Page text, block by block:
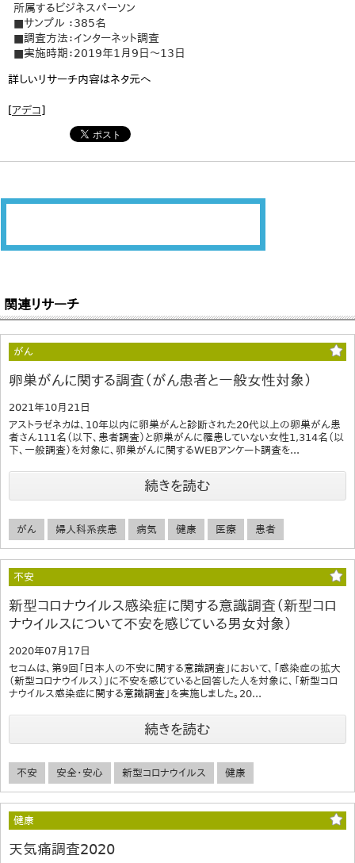
所属するビジネスパーソン
■サンプル ：385名
■調査方法：インターネット調査
■実施時期：2019年1月9日～13日
詳しいリサーチ内容はネタ元へ
[アデコ]
関連リサーチ
がん
卵巣がんに関する調査（がん患者と一般女性対象）
2021年10月21日
アストラゼネカは、10年以内に卵巣がんと診断された20代以上の卵巣がん患
者さん111名（以下、患者調査）と卵巣がんに罹患していない女性1,314名（以
下、一般調査）を対象に、卵巣がんに関するWEBアンケート調査を...
続きを読む
がん 婦人科系疾患 病気 健康 医療 患者
不安
新型コロナウイルス感染症に関する意識調査（新型コロ
ナウイルスについて不安を感じている男女対象）
2020年07月17日
セコムは、第9回「日本人の不安に関する意識調査」において、「感染症の拡大
（新型コロナウイルス）」に不安を感じていると回答した人を対象に、「新型コロ
ナウイルス感染症に関する意識調査」を実施しました。20...
続きを読む
不安 安全・安心 新型コロナウイルス 健康
健康
天気痛調査2020